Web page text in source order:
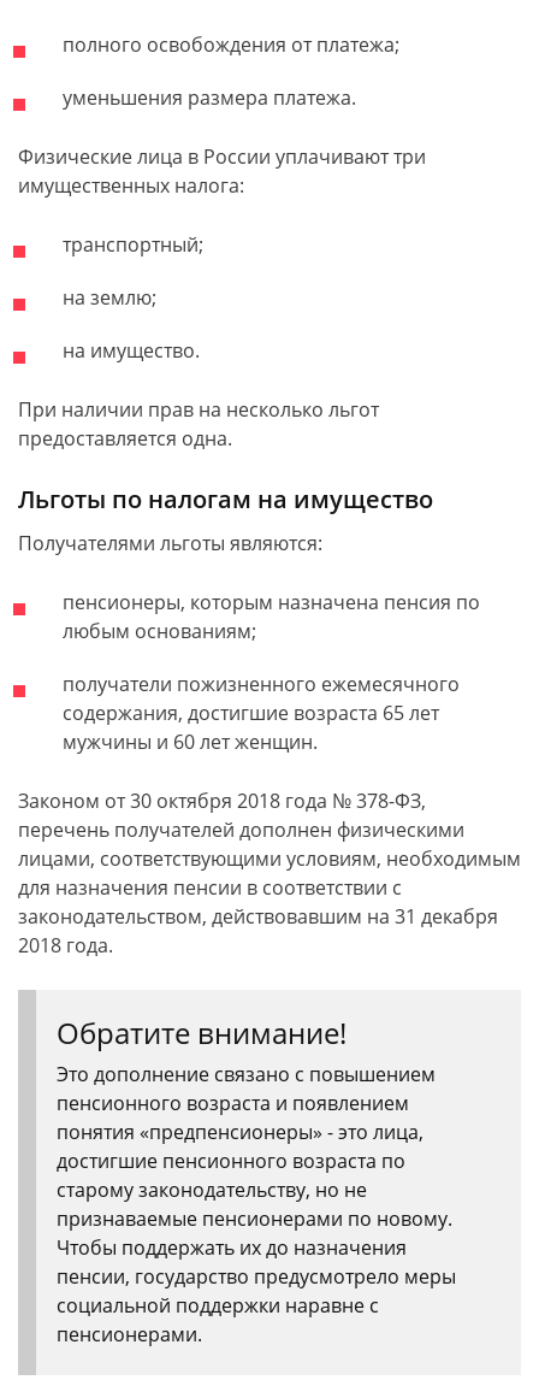
полного освобождения от платежа;
уменьшения размера платежа.
Физические лица в России уплачивают три
имущественных налога:
транспортный;
на землю;
на имущество.
При наличии прав на несколько льгот
предоставляется одна.
Льготы по налогам на имущество
Получателями льготы являются:
пенсионеры, которым назначена пенсия по
любым основаниям;
получатели пожизненного ежемесячного
содержания, достигшие возраста 65 лет
мужчины и 60 лет женщин.
Законом от 30 октября 2018 года № 378-ФЗ,
перечень получателей дополнен физическими
лицами, соответствующими условиям, необходимым
для назначения пенсии в соответствии с
законодательством, действовавшим на 31 декабря
2018 года.
Обратите внимание!
Это дополнение связано с повышением
пенсионного возраста и появлением
понятия «предпенсионеры» - это лица,
достигшие пенсионного возраста по
старому законодательству, но не
признаваемые пенсионерами по новому.
Чтобы поддержать их до назначения
пенсии, государство предусмотрело меры
социальной поддержки наравне с
пенсионерами.